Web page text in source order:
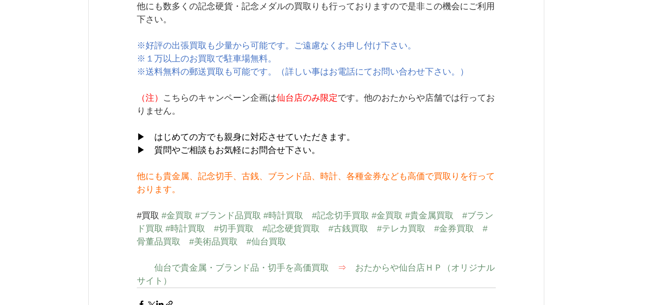
他にも数多くの記念硬貨・記念メダルの買取りも行っておりますので是非この機会にご利用
下さい。
※好評の出張買取も少量から可能です。ご遠慮なくお申し付け下さい。
※１万以上のお買取で駐車場無料。
※送料無料の郵送買取も可能です。（詳しい事はお電話にてお問い合わせ下さい。）
（注） こちらのキャンペーン企画は仙台店のみ限定です。他のおたからや店舗では行ってお
りません。
▶　はじめての方でも親身に対応させていただきます。
▶　質問やご相談もお気軽にお問合せ下さい。
他にも貴金属、記念切手、古銭、ブランド品、時計、各種金券なども高価で買取りを行って
おります。
#買取 #金買取 #ブランド品買取 #時計買取 #記念切手買取 #金買取 #貴金属買取
#ブラン
ド買取 #時計買取 #切手買取 #記念硬貨買取 #古銭買取 #テレカ買取 #金券買取
#
骨董品買取
#美術品買取 #仙台買取
仙台で貴金属・ブランド品・切手を高価買取 ⇒ おたからや仙台店ＨＰ（オリジナル
サイト）